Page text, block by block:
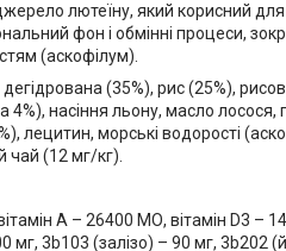
лютеїну, який корисний
фон і обмінні процеси,
(аскофілум).
дегідрована (35%), рис (25%),
насіння льону, масло лосося,
лецитин, морські водорості
чай (12 мг/кг).
А – 26400 МО, вітамін D3 –
мг, 3b103 (залізо) – 90 мг,